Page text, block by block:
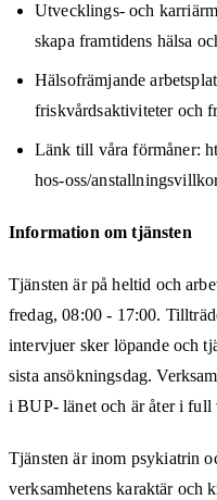
Utvecklings- och
skapa framtidens hälsa
Hälsofrämjande
friskvårdsaktiviteter och
Länk till våra förmåner:
hos-oss/
Information om tjänsten
Tjänsten är på heltid och
fredag, 08:00 - 17:00.
intervjuer sker löpande och
sista ansökningsdag.
i BUP- länet och är åter i full
Tjänsten är inom psykiatrin
verksamhetens karaktär och